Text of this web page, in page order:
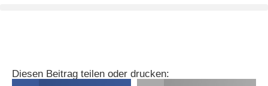
Diesen Beitrag teilen oder drucken: